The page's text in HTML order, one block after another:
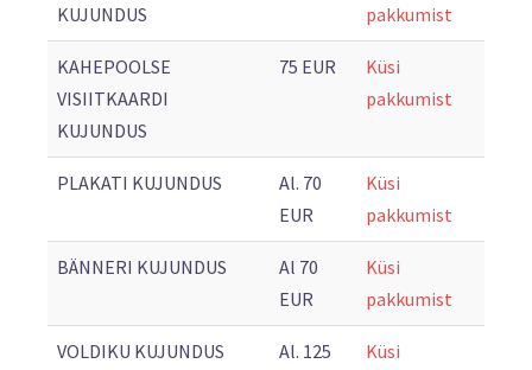
KUJUNDUS
pakkumist
KAHEPOOLSE
VISIITKAARDI
KUJUNDUS
75 EUR
Küsi
pakkumist
PLAKATI KUJUNDUS
Al. 70
EUR
Küsi
pakkumist
BÄNNERI KUJUNDUS
Al 70
EUR
Küsi
pakkumist
VOLDIKU KUJUNDUS Al. 125 Küsi